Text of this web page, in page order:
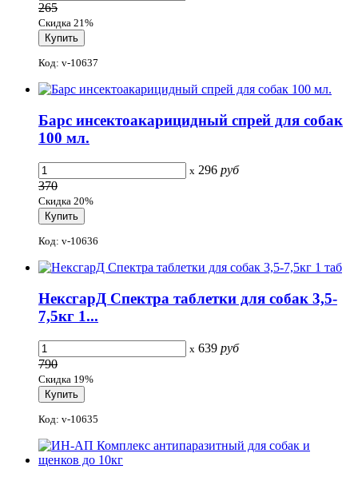
265
Скидка 21%
Код: v-10637
Барс инсектоакарицидный спрей для собак
100 мл.
x 296 руб
370
Скидка 20%
Код: v-10636
НексгарД Спектра таблетки для собак 3,5-
7,5кг 1...
x 639 руб
790
Скидка 19%
Код: v-10635